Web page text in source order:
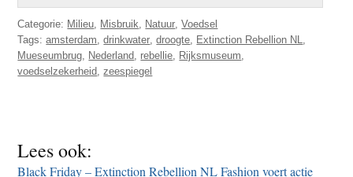
Categorie: Milieu, Misbruik, Natuur,Voedsel
Tags:amsterdam,drinkwater,droogte, Extinction Rebellion NL,
Mueseumbrug, Nederland, rebellie, Rijksmuseum,
voedselzekerheid,zeespiegel
Lees ook:
Black Friday – Extinction Rebellion NL Fashion voert actie